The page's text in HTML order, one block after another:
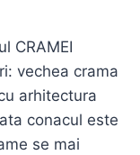
CRAMEI
vechea crama
arhitectura
conacul este
se mai